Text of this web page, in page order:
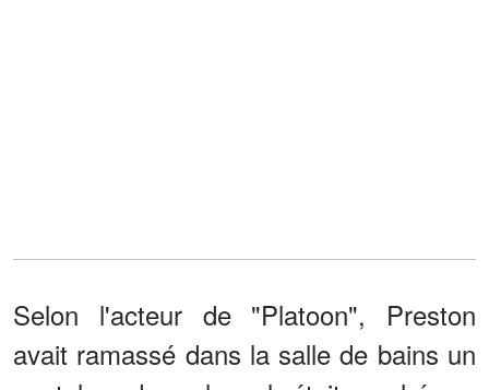
Selon l'acteur de "Platoon", Preston
avait ramassé dans la salle de bains un